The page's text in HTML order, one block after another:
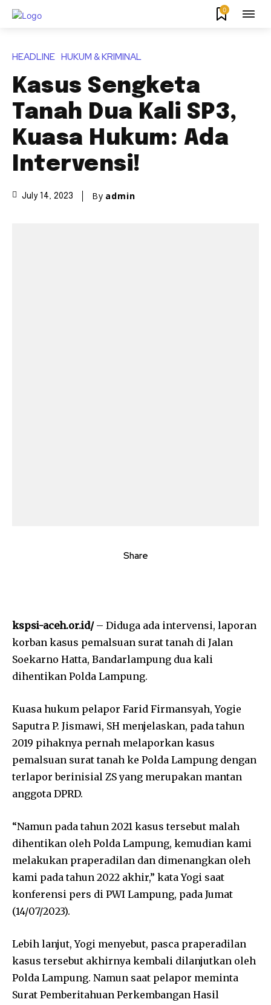
0
HEADLINE HUKUM & KRIMINAL
Kasus Sengketa
Tanah Dua Kali SP3,
Kuasa Hukum: Ada
Intervensi!
July 14, 2023 By admin
Share
kspsi-aceh.or.id/– Diduga ada intervensi, laporan
korban kasus pemalsuan surat tanah di Jalan
Soekarno Hatta, Bandarlampung dua kali
dihentikan Polda Lampung.
Kuasa hukum pelapor Farid Firmansyah, Yogie
Saputra P. Jismawi, SH menjelaskan, pada tahun
2019 pihaknya pernah melaporkan kasus
pemalsuan surat tanah ke Polda Lampung dengan
terlapor berinisial ZS yang merupakan mantan
anggota DPRD.
“Namun pada tahun 2021 kasus tersebut malah
dihentikan oleh Polda Lampung, kemudian kami
melakukan praperadilan dan dimenangkan oleh
kami pada tahun 2022 akhir,” kata Yogi saat
konferensi pers di PWI Lampung, pada Jumat
(14/07/2023).
Lebih lanjut, Yogi menyebut, pasca praperadilan
kasus tersebut akhirnya kembali dilanjutkan oleh
Polda Lampung. Namun saat pelapor meminta
Surat Pemberitahuan Perkembangan Hasil